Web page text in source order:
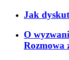
Jak
O
Rozmowa